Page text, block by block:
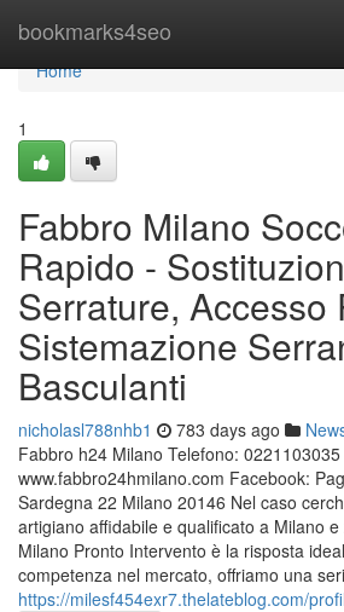
bookmarks4seo
Home
Home
1
Fabbro Milano
Rapido -
Serrature, Accesso
Sistemazione
Basculanti
nicholasl788nhb1 783 days ago
Fabbro h24 Milano Telefono:
www.fabbro24hmilano.com Facebook:
Sardegna 22 Milano 20146 Nel caso
artigiano affidabile e qualificato a Milano
Milano Pronto Intervento è la risposta
competenza nel mercato, offriamo una
https://milesf454exr7.thelateblog.com/